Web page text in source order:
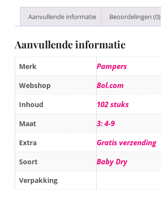
Aanvullende informatie Beoordelingen (0)
Aanvullende informatie
Merk Pampers
Webshop Bol.com
Inhoud 102 stuks
Maat 3: 4-9
Extra Gratis verzending
Soort Baby Dry
Verpakking